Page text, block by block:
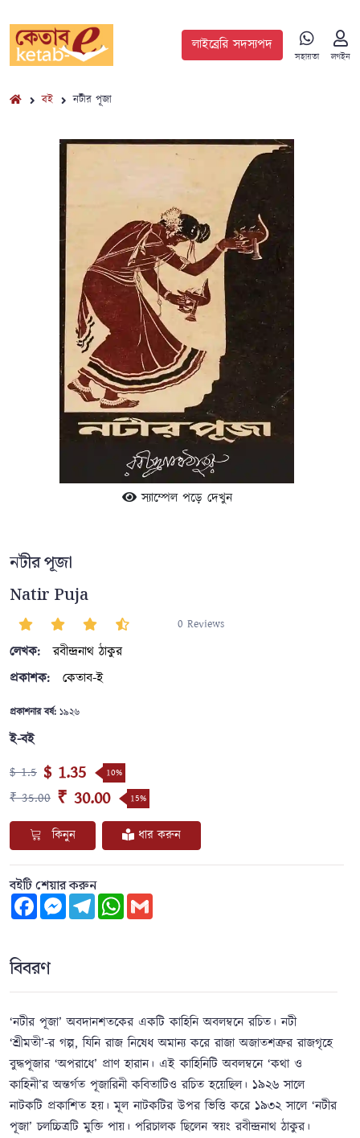
লাইব্রেরি সদস্যপদ
সহায়তা লগইন
বই নটীর পূজা
স্যাম্পেল পড়ে দেখুন
নটীর পূজা
Natir Puja
0 Reviews
লেখক:
রবীন্দ্রনাথ ঠাকুর
প্রকাশক:
কেতাব-ই
প্রকাশনার বর্ষ: ১৯২৬
ই-বই
$ 1.5 $ 1.35 10%
₹ 35.00 ₹ 30.00 15%
কিনুন ধার করুন
বইটি শেয়ার করুন
FacebookMessengerTelegramWhatsApp
বিবরণ
‘নটীর পূজা’ অবদানশতকের একটি কাহিনি অবলম্বনে রচিত। নটী
‘শ্রীমতী’-র গল্প, যিনি রাজ নিষেধ অমান্য করে রাজা অজাতশত্রুর রাজগৃহে
বুদ্ধপূজার ‘অপরাধে’ প্রাণ হারান। এই কাহিনিটি অবলম্বনে ‘কথা ও
কাহিনী’র অন্তর্গত পূজারিনী কবিতাটিও রচিত হয়েছিল। ১৯২৬ সালে
নাটকটি প্রকাশিত হয়। মূল নাটকটির উপর ভিত্তি করে ১৯৩২ সালে ‘নটীর
পূজা’ চলচ্চিত্রটি মুক্তি পায়। পরিচালক ছিলেন স্বয়ং রবীন্দ্রনাথ ঠাকুর।